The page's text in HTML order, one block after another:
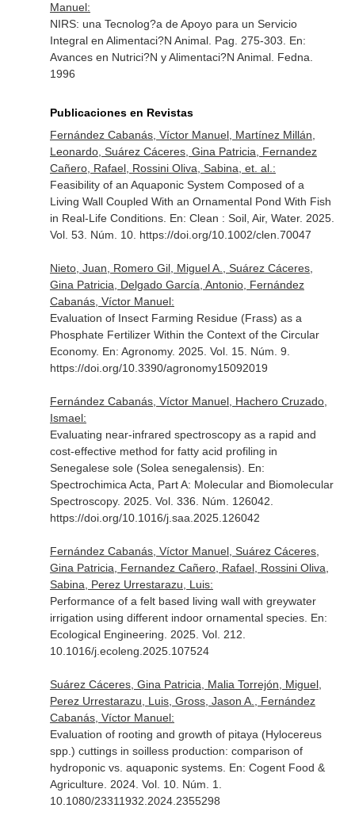
Manuel:
NIRS: una Tecnolog?a de Apoyo para un Servicio
Integral en Alimentaci?N Animal. Pag. 275-303. En:
Avances en Nutrici?N y Alimentaci?N Animal. Fedna.
1996
Publicaciones en Revistas
Fernández Cabanás, Víctor Manuel, Martínez Millán,
Leonardo, Suárez Cáceres, Gina Patricia, Fernandez
Cañero, Rafael, Rossini Oliva, Sabina, et. al.:
Feasibility of an Aquaponic System Composed of a
Living Wall Coupled With an Ornamental Pond With Fish
in Real-Life Conditions. En: Clean : Soil, Air, Water. 2025.
Vol. 53. Núm. 10. https://doi.org/10.1002/clen.70047
Nieto, Juan, Romero Gil, Miguel A., Suárez Cáceres,
Gina Patricia, Delgado García, Antonio, Fernández
Cabanás, Víctor Manuel:
Evaluation of Insect Farming Residue (Frass) as a
Phosphate Fertilizer Within the Context of the Circular
Economy. En: Agronomy. 2025. Vol. 15. Núm. 9.
https://doi.org/10.3390/agronomy15092019
Fernández Cabanás, Víctor Manuel, Hachero Cruzado,
Ismael:
Evaluating near-infrared spectroscopy as a rapid and
cost-effective method for fatty acid profiling in
Senegalese sole (Solea senegalensis). En:
Spectrochimica Acta, Part A: Molecular and Biomolecular
Spectroscopy. 2025. Vol. 336. Núm. 126042.
https://doi.org/10.1016/j.saa.2025.126042
Fernández Cabanás, Víctor Manuel, Suárez Cáceres,
Gina Patricia, Fernandez Cañero, Rafael, Rossini Oliva,
Sabina, Perez Urrestarazu, Luis:
Performance of a felt based living wall with greywater
irrigation using different indoor ornamental species. En:
Ecological Engineering . 2025. Vol. 212.
10.1016/j.ecoleng.2025.107524
Suárez Cáceres, Gina Patricia, Malia Torrejón, Miguel,
Perez Urrestarazu, Luis, Gross, Jason A., Fernández
Cabanás, Víctor Manuel:
Evaluation of rooting and growth of pitaya (Hylocereus
spp.) cuttings in soilless production: comparison of
hydroponic vs. aquaponic systems. En: Cogent Food &
Agriculture. 2024. Vol. 10. Núm. 1.
10.1080/23311932.2024.2355298